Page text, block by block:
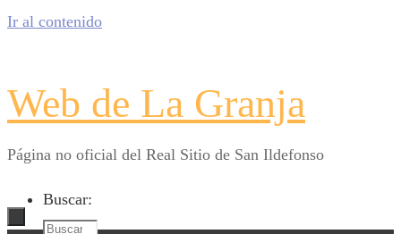
Ir al contenido
Web de La Granja
Página no oficial del Real Sitio de San Ildefonso
Buscar: